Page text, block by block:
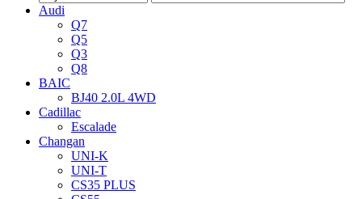
Audi
Q7
Q5
Q3
Q8
BAIC
BJ40 2.0L 4WD
Cadillac
Escalade
Changan
UNI-K
UNI-T
CS35 PLUS